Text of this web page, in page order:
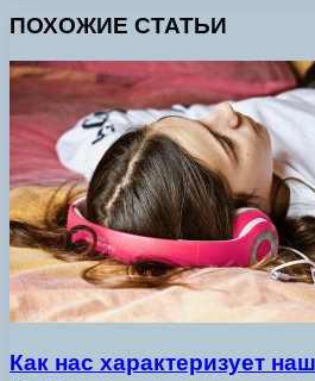
ПОХОЖИЕ СТАТЬИ
Как нас характеризует